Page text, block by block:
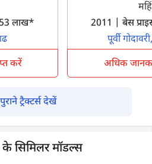
लाख*
करें
2011 | बेस
पूर्वी
अधिक
ट्रैक्टर्स देखें
के सिमिलर मॉडल्स